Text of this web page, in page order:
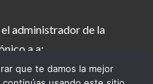
administrador de la
a a:
que te damos la mejor